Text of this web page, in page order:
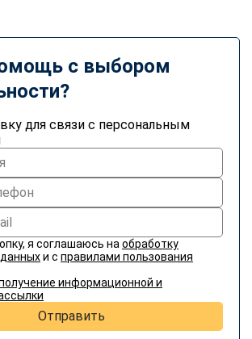
с выбором
для связи с персональным
я соглашаюсь на обработку
и с правилами пользования
информационной и
Отправить
через любой удобный мессенджер!